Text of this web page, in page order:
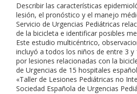
Describir las características
lesión, el pronóstico y el manejo
Servicio de Urgencias Pediátricas
de la bicicleta e identificar posibles
Este estudio multicéntrico,
incluyó a todos los niños de entre 3 y
por lesiones relacionadas con la
de Urgencias de 15 hospitales
«Taller de Lesiones Pediátricas no
Sociedad Española de Urgencias